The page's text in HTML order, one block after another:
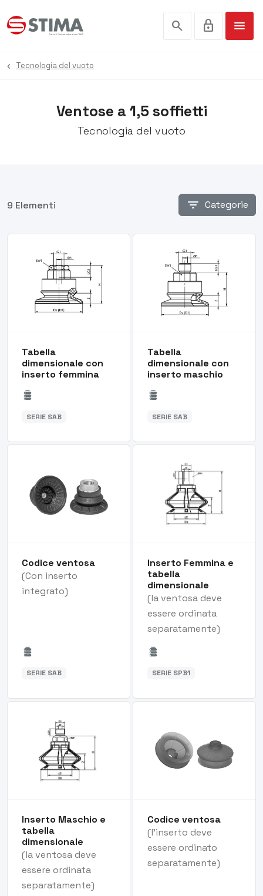
search lock menu
Ventose a 1,5 soffietti
Tecnologia del vuoto
Tecnologia del vuoto
9 Elementi filter_list Categorie
Tabella
dimensionale con
inserto femmina
SERIE SAB
Tabella
dimensionale con
inserto maschio
SERIE SAB
Codice ventosa
(Con inserto
integrato)
SERIE SAB
Inserto Femmina e
tabella
dimensionale
(la ventosa deve
essere ordinata
separatamente)
SERIE SPB1
Inserto Maschio e
tabella
dimensionale
(la ventosa deve
essere ordinata
separatamente)
Codice ventosa
(l'inserto deve
essere ordinato
separatamente)